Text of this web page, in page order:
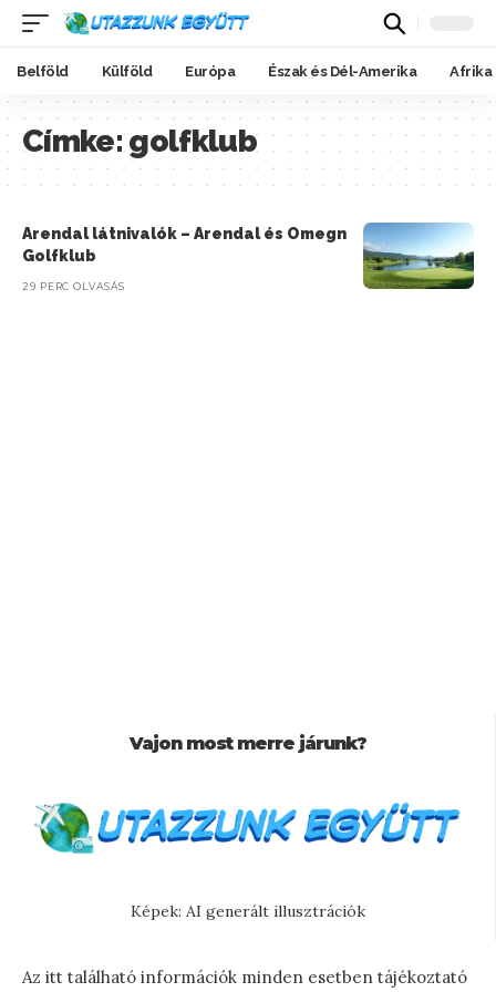
Belföld Külföld Európa Észak és Dél-Amerika Afrika
Címke:golfklub
Arendal látnivalók – Arendal és Omegn
Golfklub
29 PERC OLVASÁS
Vajon most merre járunk?
Képek: AI generált illusztrációk
Az itt található információk minden esetben tájékoztató